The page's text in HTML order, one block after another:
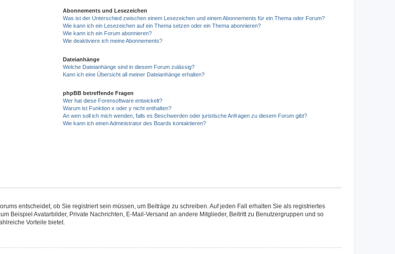
Abonnements und Lesezeichen
Was ist der Unterschied zwischen einem Lesezeichen und einem Abonnements für ein Thema oder Forum?
Wie kann ich ein Lesezeichen auf ein Thema setzen oder ein Thema abonnieren?
Wie kann ich ein Forum abonnieren?
Wie deaktiviere ich meine Abonnements?
Dateianhänge
Welche Dateianhänge sind in diesem Forum zulässig?
Kann ich eine Übersicht all meiner Dateianhänge erhalten?
phpBB betreffende Fragen
Wer hat diese Forensoftware entwickelt?
Warum ist Funktion x oder y nicht enthalten?
An wen soll ich mich wenden, falls es Beschwerden oder juristische Anfragen zu diesem Forum gibt?
Wie kann ich einen Administrator des Boards kontaktieren?
entscheidet, ob Sie registriert sein müssen, um Beiträge zu schreiben. Auf jeden Fall erhalten Sie als registriertes
Beispiel Avatarbilder, Private Nachrichten, E-Mail-Versand an andere Mitglieder, Beitritt zu Benutzergruppen und so
Vorteile bietet.